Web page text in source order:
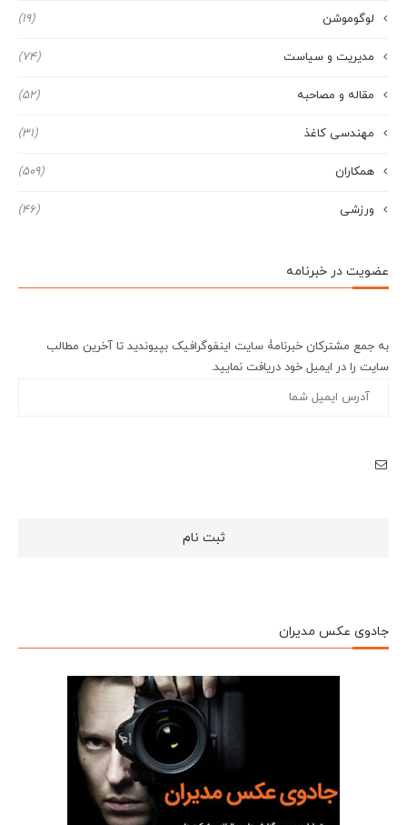
لوگوموشن (19)
مدیریت و سیاست (74)
مقاله و مصاحبه (52)
مهندسی کاغذ (31)
همکاران (509)
ورزشی (46)
عضویت در خبرنامه
به جمع مشترکان خبرنامۀ سایت اینفوگرافیک بپیوندید تا آخرین مطالب
سایت را در ایمیل خود دریافت نمایید.
جادوی عکس مدیران